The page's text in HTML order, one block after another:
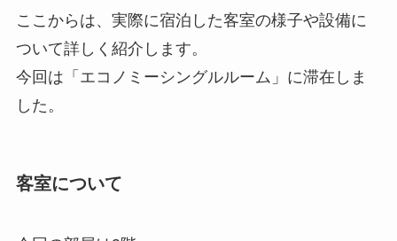
ここからは、実際に宿泊した客室の様子や設備に
ついて詳しく紹介します。
今回は「エコノミーシングルルーム」に滞在しま
した。
客室について